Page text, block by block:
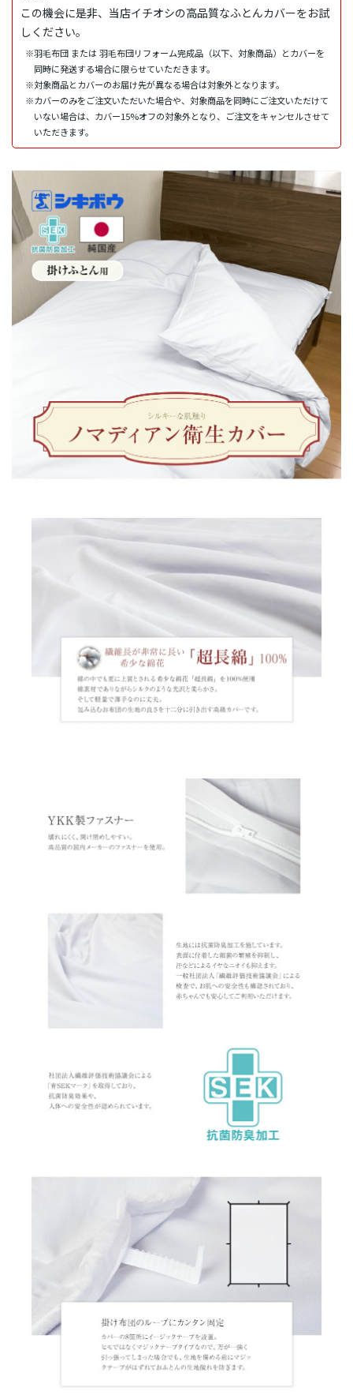
この機会に是非、当店イチオシの高品質なふとんカバーをお試
しください。
※羽毛布団 または 羽毛布団リフォーム完成品（以下、対象商品）とカバーを
同時に発送する場合に限らせていただきます。
※対象商品とカバーのお届け先が異なる場合は対象外となります。
※カバーのみをご注文いただいた場合や、対象商品を同時にご注文いただけて
いない場合は、カバー15%オフの対象外となり、ご注文をキャンセルさせて
いただきます。